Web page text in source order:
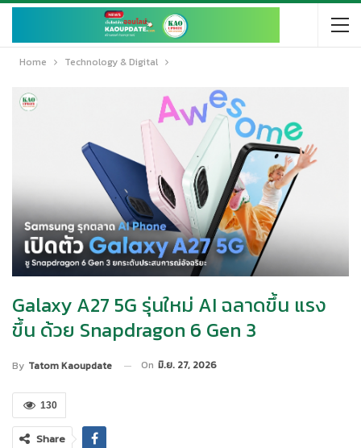
Home Technology & Digital
Galaxy A27 5G รุ่นใหม่ AI ฉลาดขึ้น แรง
ขึ้น ด้วย Snapdragon 6 Gen 3
By Tatom Kaoupdate On มิ.ย. 27, 2026
130
Share